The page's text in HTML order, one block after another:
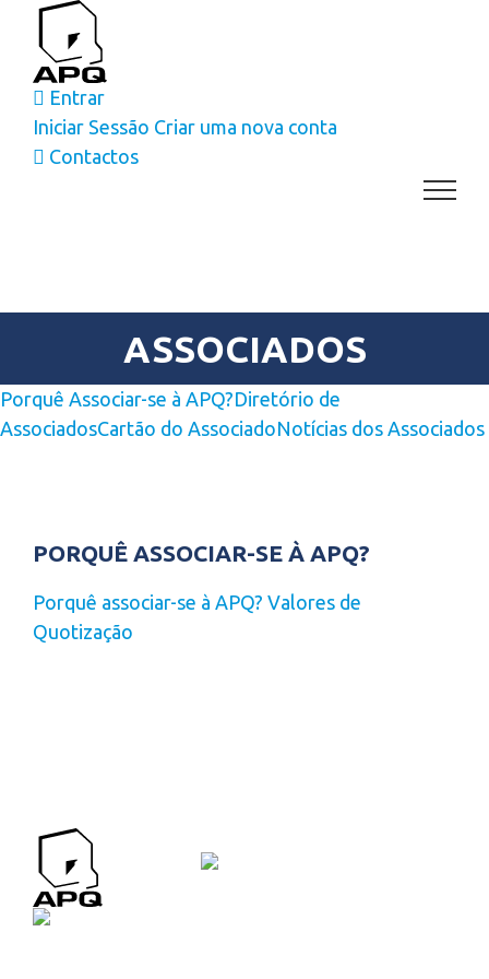
content
Entrar
Iniciar Sessão Criar uma nova conta
Contactos
ASSOCIADOS
Porquê Associar-se à APQ?Diretório de
AssociadosCartão do AssociadoNotícias dos Associados
PORQUÊ ASSOCIAR-SE À APQ?
Porquê associar-se à APQ? Valores de
Quotização